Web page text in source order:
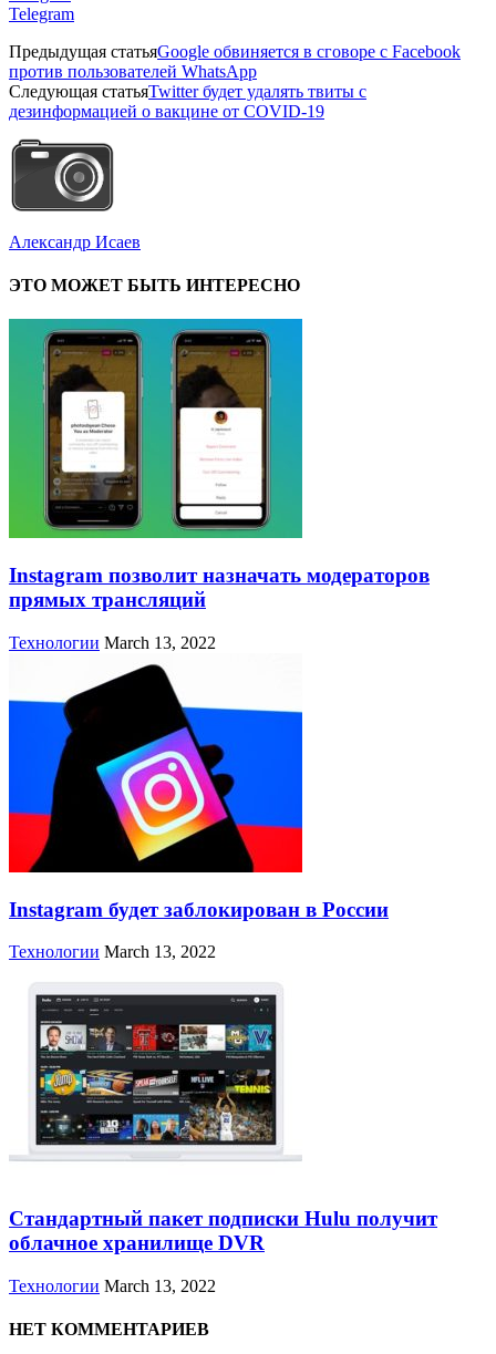
Telegram
Предыдущая статьяGoogle обвиняется в сговоре с Facebook
против пользователей WhatsApp
Следующая статьяTwitter будет удалять твиты с
дезинформацией о вакцине от COVID-19
Александр Исаев
ЭТО МОЖЕТ БЫТЬ ИНТЕРЕСНО
Instagram позволит назначать модераторов
прямых трансляций
Технологии March 13, 2022
Instagram будет заблокирован в России
Технологии March 13, 2022
Стандартный пакет подписки Hulu получит
облачное хранилище DVR
Технологии March 13, 2022
НЕТ КОММЕНТАРИЕВ